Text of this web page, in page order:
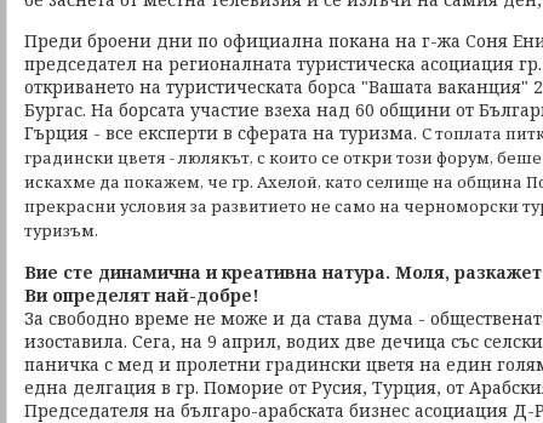
Преди броени дни по официална покана на г-жа Соня
председател на регионалната туристическа асоциация гр.
откриването на туристическата борса "Вашата ваканция"
Бургас. На борсата участие взеха над 60 общини от
Гърция - все експерти в сферата на туризма. С топлата
градински цветя - люлякът, с които се откри този форум,
искахме да покажем, че гр. Ахелой, като селище на община
прекрасни условия за развитието не само на черноморски
туризъм.
Вие сте динамична и креативна натура. Моля,
Ви определят най-добре!
За свободно време не може и да става дума -
изоставила. Сега, на 9 април, водих две дечица със
паничка с мед и пролетни градински цветя на един
една делгация в гр. Поморие от Русия, Турция, от
Председателя на българо-арабската бизнес асоциация